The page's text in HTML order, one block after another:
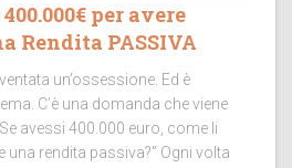
per avere
Rendita PASSIVA
un’ossessione. Ed è
C’è una domanda che viene
avessi 400.000 euro, come li
una rendita passiva?” Ogni volta